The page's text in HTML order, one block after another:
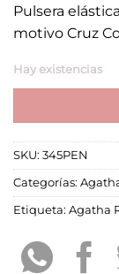
Pulsera
motivo Cruz
Hay existencias
SKU: 345PEN
Categorías:
Etiqueta: Agatha